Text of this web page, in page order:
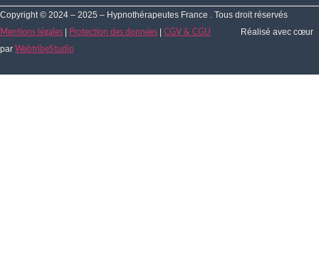
Copyright © 2024 – 2025 – Hypnothérapeutes France . Tous droit réservés
Mentions légales Protection des données CGV & CGU
Réalisé avec cœur
par WebtribeStudio